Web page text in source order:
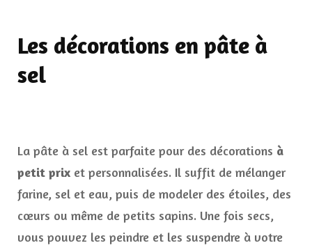
Les décorations en pâte à
sel
La pâte à sel est parfaite pour des décorations à
petit prix et personnalisées. Il suffit de mélanger
farine, sel et eau, puis de modeler des étoiles, des
cœurs ou même de petits sapins. Une fois secs,
vous pouvez les peindre et les suspendre à votre